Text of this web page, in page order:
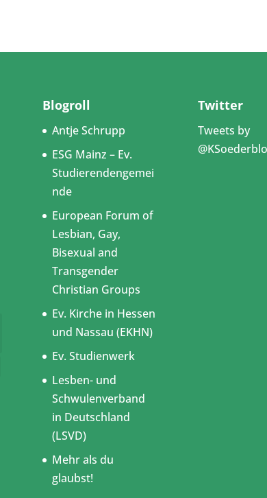
Blogroll
Antje Schrupp
ESG Mainz – Ev.
Studierendengemei
nde
European Forum of
Lesbian, Gay,
Bisexual and
Transgender
Christian Groups
Ev. Kirche in Hessen
und Nassau (EKHN)
Ev. Studienwerk
Lesben- und
Schwulenverband
in Deutschland
(LSVD)
Mehr als du
glaubst!
Twitter
Tweets by